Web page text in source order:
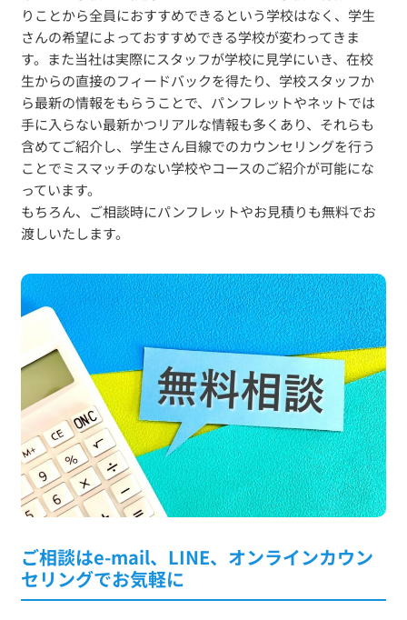
りことから全員におすすめできるという学校はなく、学生
さんの希望によっておすすめできる学校が変わってきま
す。また当社は実際にスタッフが学校に見学にいき、在校
生からの直接のフィードバックを得たり、学校スタッフか
ら最新の情報をもらうことで、パンフレットやネットでは
手に入らない最新かつリアルな情報も多くあり、それらも
含めてご紹介し、学生さん目線でのカウンセリングを行う
ことでミスマッチのない学校やコースのご紹介が可能にな
っています。
もちろん、ご相談時にパンフレットやお見積りも無料でお
渡しいたします。
ご相談はe-mail、LINE、オンラインカウン
セリングでお気軽に